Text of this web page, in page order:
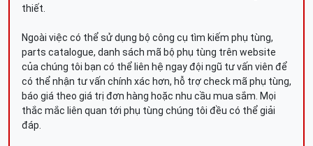
thiết.
Ngoài việc có thể sử dụng bộ công cụ tìm kiếm phụ tùng,
parts catalogue, danh sách mã bộ phụ tùng trên website
của chúng tôi bạn có thể liên hệ ngay đội ngũ tư vấn viên để
có thể nhận tư vấn chính xác hơn, hỗ trợ check mã phụ tùng,
báo giá theo giá trị đơn hàng hoặc nhu cầu mua sắm. Mọi
thắc mắc liên quan tới phụ tùng chúng tôi đều có thể giải
đáp.